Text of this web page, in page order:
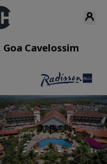
Cavelossim